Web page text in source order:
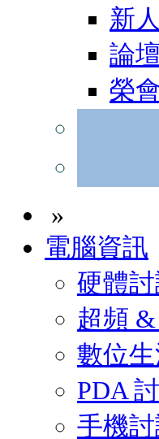
新
論
榮
»
電腦資訊
硬體
超頻
數位
PDA
手機